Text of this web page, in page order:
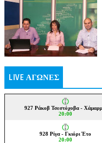
LIVE ΑΓΩΝΕΣ